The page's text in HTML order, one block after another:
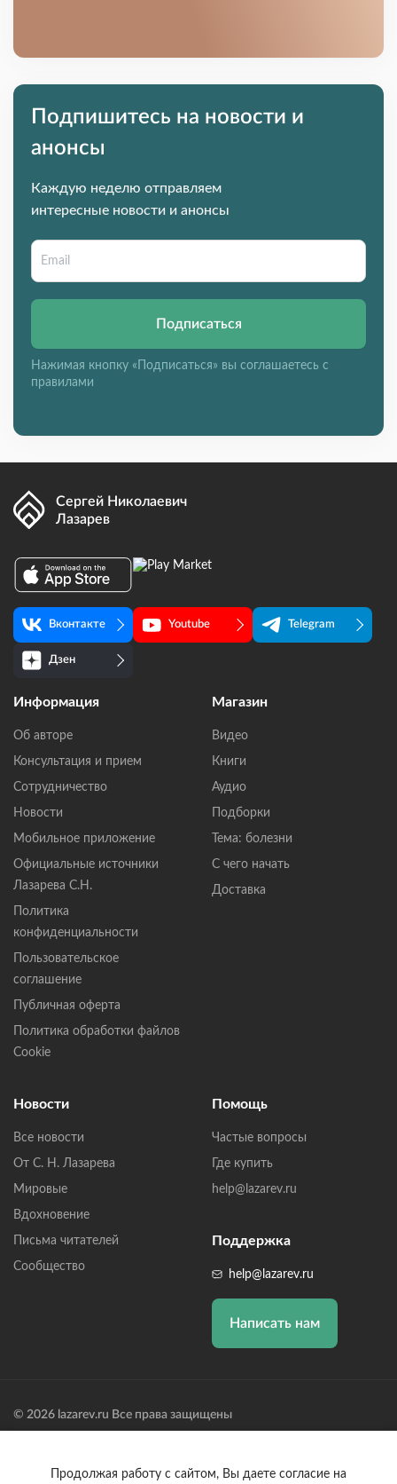
Подпишитесь на новости и
анонсы
Каждую неделю отправляем
интересные новости и анонсы
Подписаться
Нажимая кнопку «Подписаться» вы соглашаетесь с
правилами
Сергей Николаевич
Лазарев
Вконтакте Youtube Telegram
Дзен
Информация
Об авторе
Консультация и прием
Сотрудничество
Новости
Мобильное приложение
Официальные источники
Лазарева С.Н.
Политика
конфиденциальности
Пользовательское
соглашение
Публичная оферта
Политика обработки файлов
Cookie
Магазин
Видео
Книги
Аудио
Подборки
Тема: болезни
С чего начать
Доставка
Новости
Все новости
От С. Н. Лазарева
Мировые
Вдохновение
Письма читателей
Сообщество
Помощь
Частые вопросы
Где купить
help@lazarev.ru
Поддержка
help@lazarev.ru
Написать нам
© 2026 lazarev.ru Все права защищены
Банк: ОАО "АЛЬФА-БАНК" БИК: 044525593, К/С:
Продолжая работу с сайтом, Вы даете согласие на